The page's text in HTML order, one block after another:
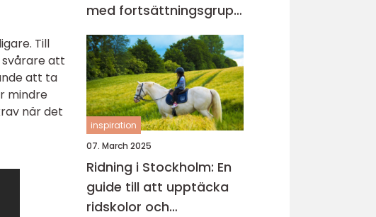
Till
att
att ta
mindre
när det
med fortsättningsgrupp
i Stockholm
inspiration
07. March 2025
Ridning i Stockholm: En
guide till att upptäcka
ridskolor och